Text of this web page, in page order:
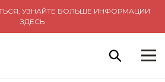
УЗНАЙТЕ БОЛЬШЕ ИНФОРМАЦИИ
ЗДЕСЬ